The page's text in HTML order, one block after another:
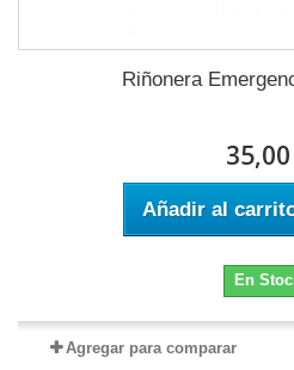
Riñonera
Añadir al
En
Agregar para comparar